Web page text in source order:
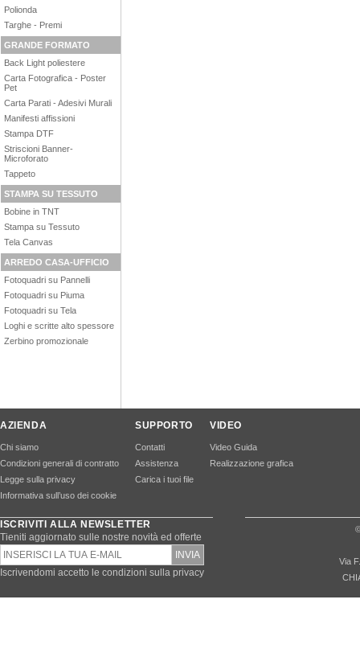
Polionda
Targhe - Premi
GRANDE FORMATO
Back Light poliestere
Carta Fotografica - Poster
Pet
Carta Parati - Adesivi Murali
Manifesti affissioni
Stampa DTF
Striscioni Banner-
Microforato
Tappeto
STAMPA SU TESSUTO
Bobine in TNT
Stampa su Tessuto
Tela Canvas
ARREDO CASA-UFFICIO
Fotoquadri su Pannelli
Fotoquadri su Piuma
Fotoquadri su Tela
Loghi e scritte alto spessore
Zerbino promozionale
AZIENDA
Chi siamo
Condizioni generali di contratto
Legge sulla privacy
Informativa sull’uso dei cookie
SUPPORTO
Contatti
Assistenza
Carica i tuoi file
VIDEO
Video Guida
Realizzazione grafica
ISCRIVITI ALLA NEWSLETTER
Tieniti aggiornato sulle nostre novità ed offerte
Iscrivendomi accetto le condizioni sulla privacy
Via